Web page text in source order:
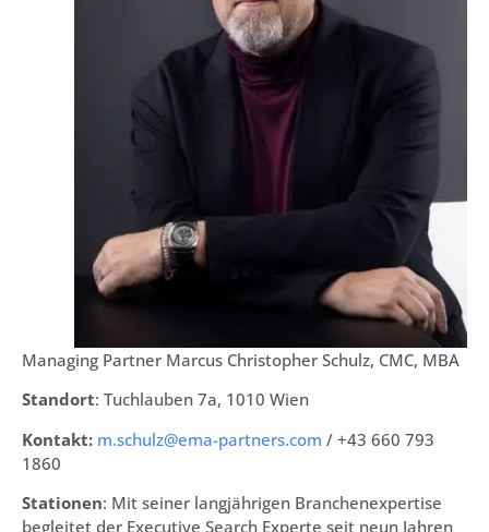
Managing Partner Marcus Christopher Schulz, CMC, MBA
Standort: Tuchlauben 7a, 1010 Wien
Kontakt: m.schulz@ema-partners.com / +43 660 793
1860
Stationen: Mit seiner langjährigen Branchenexpertise
begleitet der Executive Search Experte seit neun Jahren